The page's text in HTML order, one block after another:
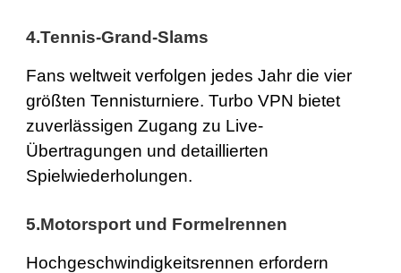
4.Tennis-Grand-Slams
Fans weltweit verfolgen jedes Jahr die vier
größten Tennisturniere. Turbo VPN bietet
zuverlässigen Zugang zu Live-
Übertragungen und detaillierten
Spielwiederholungen.
5.Motorsport und Formelrennen
Hochgeschwindigkeitsrennen erfordern